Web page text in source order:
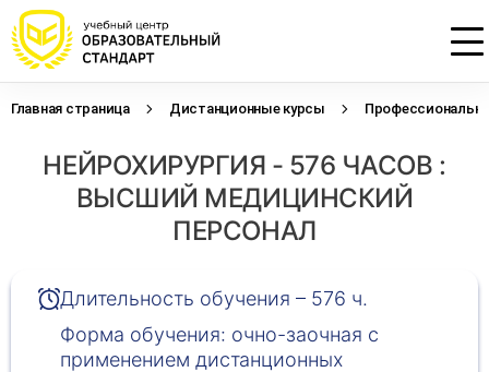
Главная страница Дистанционные курсы
НЕЙРОХИРУРГИЯ - 576 ЧАСОВ :
ВЫСШИЙ МЕДИЦИНСКИЙ
ПЕРСОНАЛ
Длительность обучения – 576 ч.
Форма обучения: очно-заочная с
применением дистанционных
Оставьте свои данные, наши специалисты
свяжутся с Вами
Оставьте свои данные, наши специалисты
свяжутся с Вами
начислением баллов 14 ЗЕТ
Оставьте свои данные, наши специалисты
проконсультируют Вас